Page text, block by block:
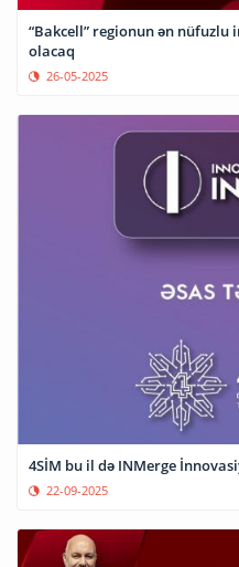
“Bakcell” regionun ən
olacaq
26-05-2025
4SİM bu il də INMerge
22-09-2025